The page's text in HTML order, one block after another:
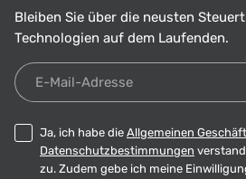
Bleiben Sie über die neusten
Technologien auf dem Laufenden.
E-Mail-Adresse
Ja, ich habe die Allgemeinen
Datenschutzbestimmungen
zu. Zudem gebe ich meine